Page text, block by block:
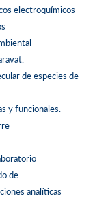
electroquímicos
–
de especies de
y funcionales. –
de
analíticas